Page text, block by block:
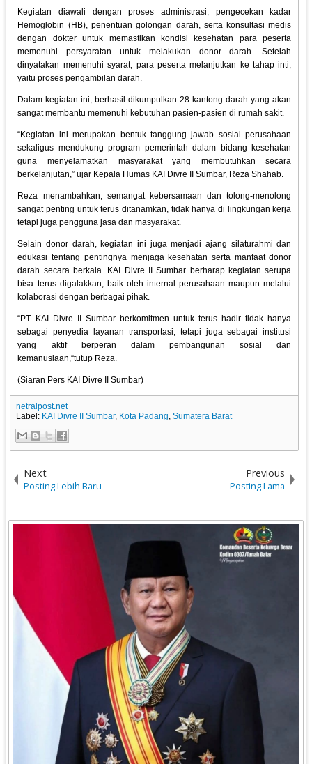
Kegiatan diawali dengan proses administrasi, pengecekan kadar
Hemoglobin (HB), penentuan golongan darah, serta konsultasi medis
dengan dokter untuk memastikan kondisi kesehatan para peserta
memenuhi persyaratan untuk melakukan donor darah. Setelah
dinyatakan memenuhi syarat, para peserta melanjutkan ke tahap inti,
yaitu proses pengambilan darah.
Dalam kegiatan ini, berhasil dikumpulkan 28 kantong darah yang akan
sangat membantu memenuhi kebutuhan pasien-pasien di rumah sakit.
“Kegiatan ini merupakan bentuk tanggung jawab sosial perusahaan
sekaligus mendukung program pemerintah dalam bidang kesehatan
guna menyelamatkan masyarakat yang membutuhkan secara
berkelanjutan,” ujar Kepala Humas KAI Divre II Sumbar, Reza Shahab.
Reza menambahkan, semangat kebersamaan dan tolong-menolong
sangat penting untuk terus ditanamkan, tidak hanya di lingkungan kerja
tetapi juga pengguna jasa dan masyarakat.
Selain donor darah, kegiatan ini juga menjadi ajang silaturahmi dan
edukasi tentang pentingnya menjaga kesehatan serta manfaat donor
darah secara berkala. KAI Divre II Sumbar berharap kegiatan serupa
bisa terus digalakkan, baik oleh internal perusahaan maupun melalui
kolaborasi dengan berbagai pihak.
“PT KAI Divre II Sumbar berkomitmen untuk terus hadir tidak hanya
sebagai penyedia layanan transportasi, tetapi juga sebagai institusi
yang aktif berperan dalam pembangunan sosial dan
kemanusiaan,“tutup Reza.
(Siaran Pers KAI Divre II Sumbar)
netralpost.net
Label: KAI Divre II Sumbar, Kota Padang,Sumatera Barat
Next
Posting Lebih Baru
Previous
Posting Lama